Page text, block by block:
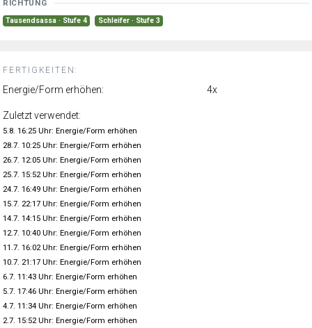
RICHTUNG
Tausendsassa · Stufe 4 Schleifer · Stufe 3
FERTIGKEITEN:
Energie/Form erhöhen: 4x
Zuletzt verwendet:
5.8. 16:25 Uhr: Energie/Form erhöhen
28.7. 10:25 Uhr: Energie/Form erhöhen
26.7. 12:05 Uhr: Energie/Form erhöhen
25.7. 15:52 Uhr: Energie/Form erhöhen
24.7. 16:49 Uhr: Energie/Form erhöhen
15.7. 22:17 Uhr: Energie/Form erhöhen
14.7. 14:15 Uhr: Energie/Form erhöhen
12.7. 10:40 Uhr: Energie/Form erhöhen
11.7. 16:02 Uhr: Energie/Form erhöhen
10.7. 21:17 Uhr: Energie/Form erhöhen
6.7. 11:43 Uhr: Energie/Form erhöhen
5.7. 17:46 Uhr: Energie/Form erhöhen
4.7. 11:34 Uhr: Energie/Form erhöhen
2.7. 15:52 Uhr: Energie/Form erhöhen